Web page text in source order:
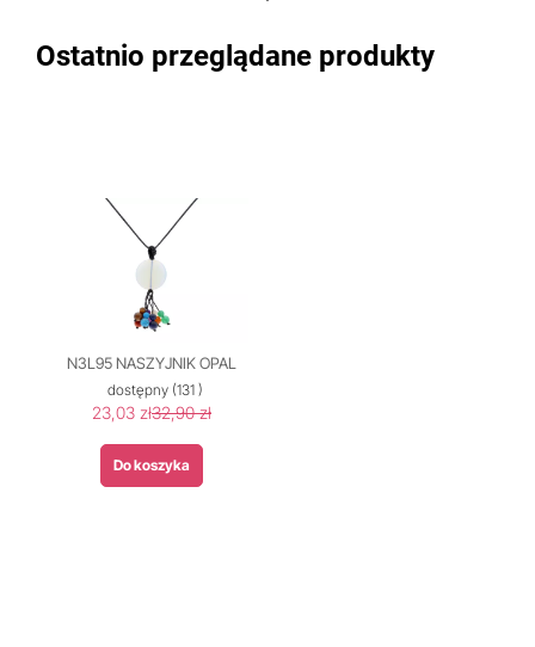
Ostatnio przeglądane produkty
N3L95 NASZYJNIK OPAL
dostępny(131 )
23,03 zł32,90 zł
Do koszyka